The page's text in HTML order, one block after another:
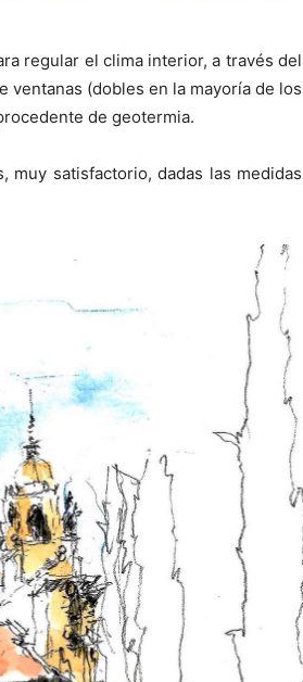
regular el clima interior, a través del
(dobles en la mayoría de los
de geotermia.
muy satisfactorio, dadas las medidas